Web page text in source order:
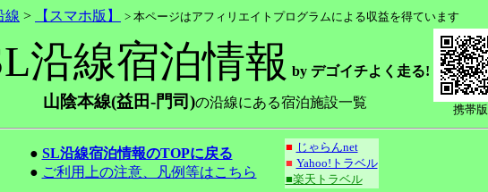
線 > 【スマホ版】 > 本ページはアフィリエイトプログラムによる収益を得ています
沿線宿泊情報 by デゴイチよく走る!
山陰本線(益田-門司)の沿線にある宿泊施設一覧 携帯版
● SL沿線宿泊情報のTOPに戻る
● ご利用上の注意、凡例等はこちら
■ じゃらんnet
■ Yahoo!トラベル
■楽天トラベル